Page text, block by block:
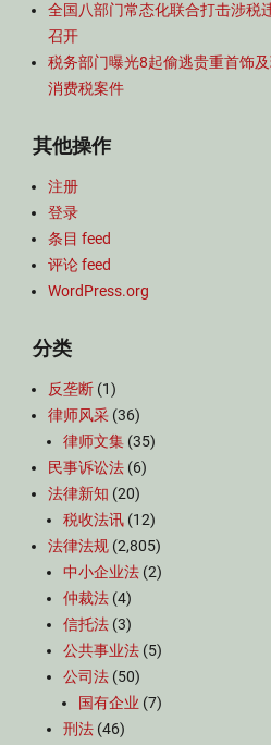
全国八部门常态化联合打击涉税
召开
税务部门曝光8起偷逃贵重首饰
消费税案件
其他操作
注册
登录
条目 feed
评论 feed
WordPress.org
分类
反垄断 (1)
律师风采 (36)
律师文集 (35)
民事诉讼法 (6)
法律新知 (20)
税收法讯 (12)
法律法规 (2,805)
中小企业法 (2)
仲裁法 (4)
信托法 (3)
公共事业法 (5)
公司法 (50)
国有企业 (7)
刑法 (46)